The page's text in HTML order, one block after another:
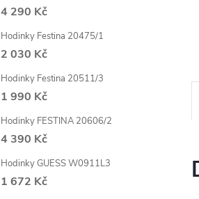
4 290 Kč
Hodinky Festina 20475/1
2 030 Kč
Hodinky Festina 20511/3
1 990 Kč
Hodinky FESTINA 20606/2
4 390 Kč
Hodinky GUESS W0911L3
1 672 Kč